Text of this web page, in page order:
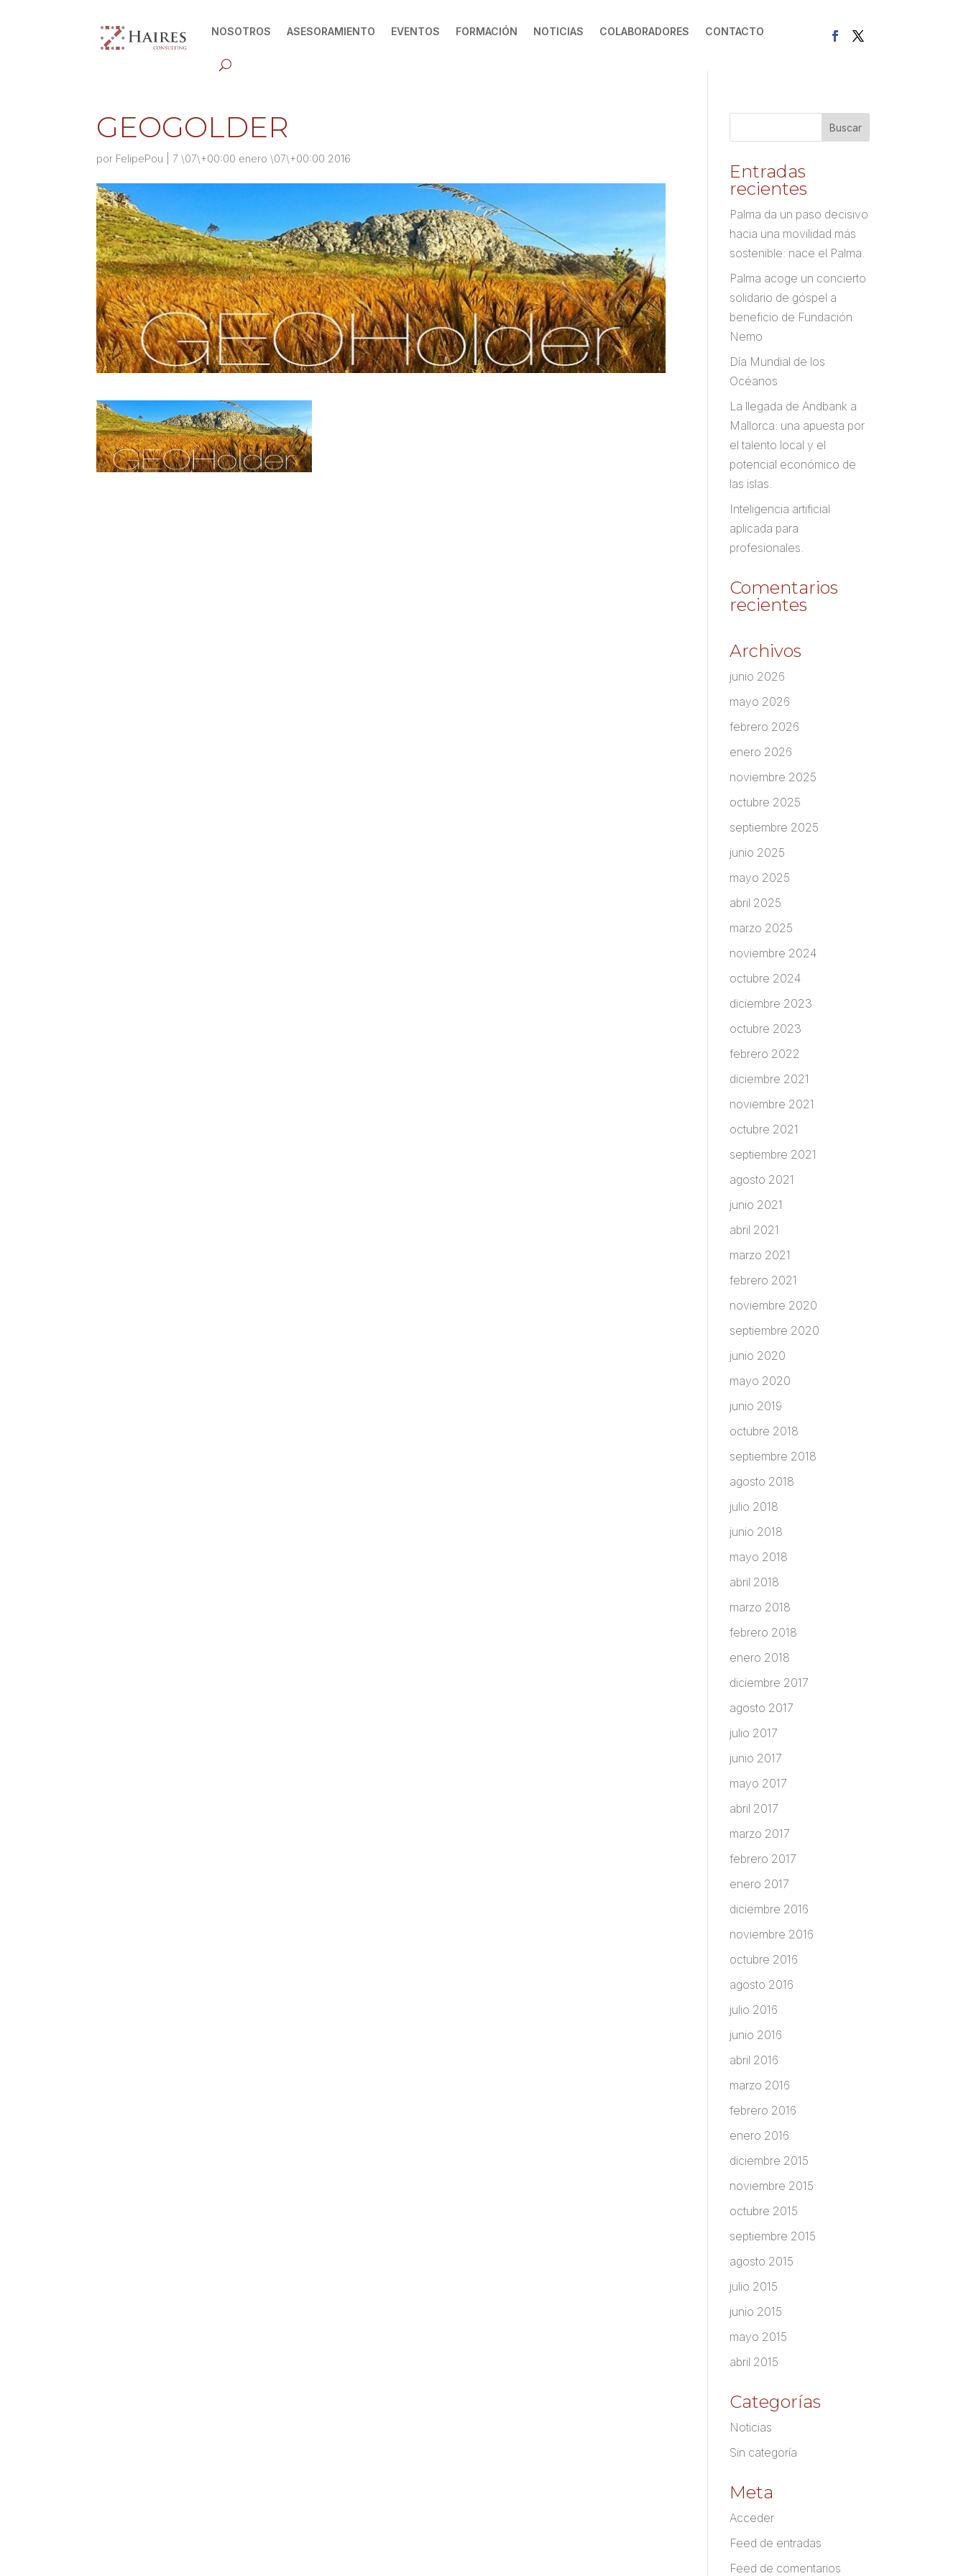
NOSOTROS ASESORAMIENTO EVENTOS FORMACIÓN NOTICIAS COLABORADORES CONTACTO
GEOGOLDER
por FelipePou 7 \07\+00:00 enero \07\+00:00 2016
Entradas
recientes
Palma da un paso decisivo
hacia una movilidad más
sostenible: nace el Palma.
Palma acoge un concierto
solidario de góspel a
beneficio de Fundación
Nemo
Día Mundial de los
Océanos
La llegada de Andbank a
Mallorca: una apuesta por
el talento local y el
potencial económico de
las islas.
Inteligencia artificial
aplicada para
profesionales.
Comentarios
recientes
Archivos
junio 2026
mayo 2026
febrero 2026
enero 2026
noviembre 2025
octubre 2025
septiembre 2025
junio 2025
mayo 2025
abril 2025
marzo 2025
noviembre 2024
octubre 2024
diciembre 2023
octubre 2023
febrero 2022
diciembre 2021
noviembre 2021
octubre 2021
septiembre 2021
agosto 2021
junio 2021
abril 2021
marzo 2021
febrero 2021
noviembre 2020
septiembre 2020
junio 2020
mayo 2020
junio 2019
octubre 2018
septiembre 2018
agosto 2018
julio 2018
junio 2018
mayo 2018
abril 2018
marzo 2018
febrero 2018
enero 2018
diciembre 2017
agosto 2017
julio 2017
junio 2017
mayo 2017
abril 2017
marzo 2017
febrero 2017
enero 2017
diciembre 2016
noviembre 2016
octubre 2016
agosto 2016
julio 2016
junio 2016
abril 2016
marzo 2016
febrero 2016
enero 2016
diciembre 2015
noviembre 2015
octubre 2015
septiembre 2015
agosto 2015
julio 2015
junio 2015
mayo 2015
abril 2015
Categorías
Noticias
Sin categoría
Meta
Acceder
Feed de entradas
Feed de comentarios